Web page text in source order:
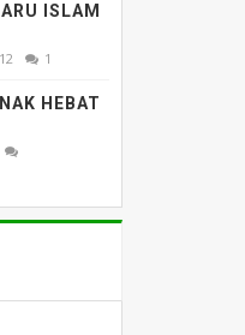
ISLAM
1
HEBAT